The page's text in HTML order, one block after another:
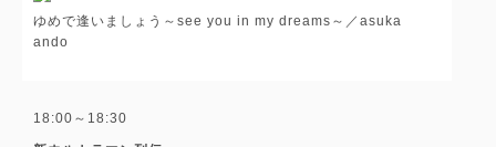
ゆめで逢いましょう～see you in my dreams～／asuka
ando
18:00～18:30